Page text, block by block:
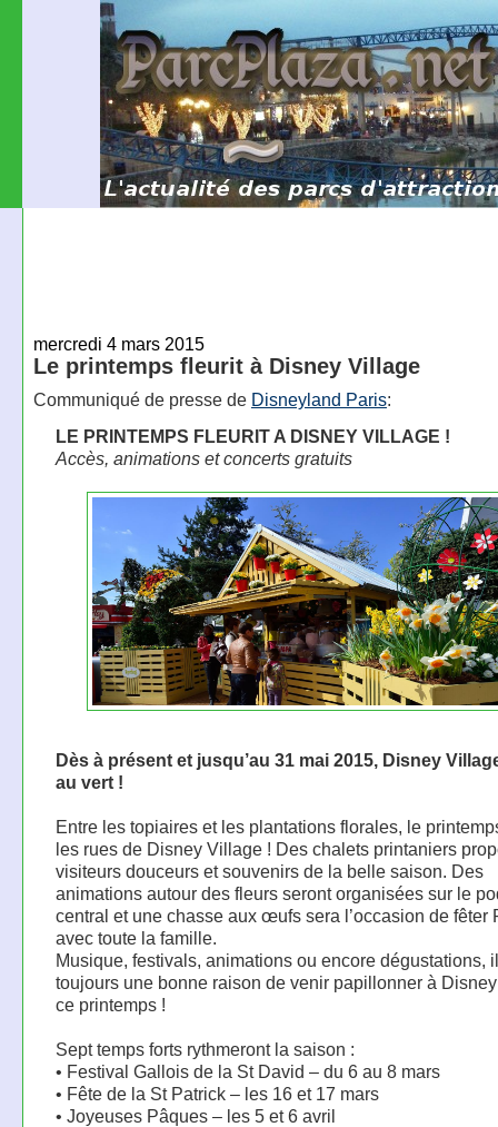
mercredi 4 mars 2015
Le printemps fleurit à Disney Village
Communiqué de presse de Disneyland Paris:
LE PRINTEMPS FLEURIT A DISNEY VILLAGE !
Accès, animations et concerts gratuits
Dès à présent et jusqu’au 31 mai 2015, Disney
au vert !
Entre les topiaires et les plantations florales, le
les rues de Disney Village ! Des chalets printaniers
visiteurs douceurs et souvenirs de la belle saison. Des
animations autour des fleurs seront organisées sur le
central et une chasse aux œufs sera l’occasion de fêter
avec toute la famille.
Musique, festivals, animations ou encore dégustations,
toujours une bonne raison de venir papillonner à
ce printemps !
Sept temps forts rythmeront la saison :
• Festival Gallois de la St David – du 6 au 8 mars
• Fête de la St Patrick – les 16 et 17 mars
• Joyeuses Pâques – les 5 et 6 avril